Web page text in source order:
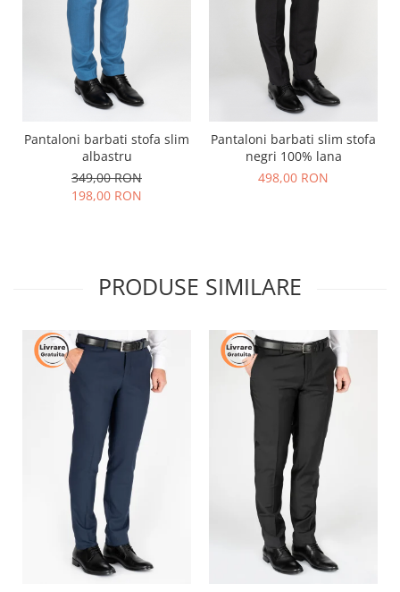
Pantaloni barbati stofa slim
albastru
349,00 RON
198,00 RON
Pantaloni barbati slim stofa
negri 100% lana
498,00 RON
PRODUSE SIMILARE